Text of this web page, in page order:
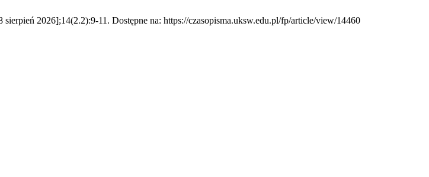
2026];14(2.2):9-11. Dostępne na: https://czasopisma.uksw.edu.pl/fp/article/view/14460